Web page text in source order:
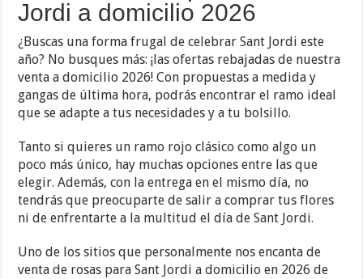
Jordi a domicilio 2026
¿Buscas una forma frugal de celebrar Sant Jordi este
año? No busques más: ¡las ofertas rebajadas de nuestra
venta a domicilio 2026! Con propuestas a medida y
gangas de última hora, podrás encontrar el ramo ideal
que se adapte a tus necesidades y a tu bolsillo.
Tanto si quieres un ramo rojo clásico como algo un
poco más único, hay muchas opciones entre las que
elegir. Además, con la entrega en el mismo día, no
tendrás que preocuparte de salir a comprar tus flores
ni de enfrentarte a la multitud el día de Sant Jordi.
Uno de los sitios que personalmente nos encanta de
venta de rosas para Sant Jordi a domicilio en 2026 de